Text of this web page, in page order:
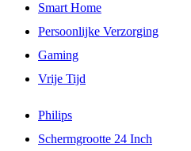
Smart Home
Persoonlijke Verzorging
Gaming
Vrije Tijd
Philips
Schermgrootte 24 Inch